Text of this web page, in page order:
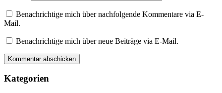
Benachrichtige mich über nachfolgende Kommentare via E-
Mail.
Benachrichtige mich über neue Beiträge via E-Mail.
Kategorien